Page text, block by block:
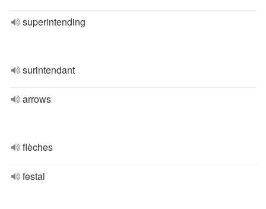
superintending
surintendant
arrows
flèches
festal